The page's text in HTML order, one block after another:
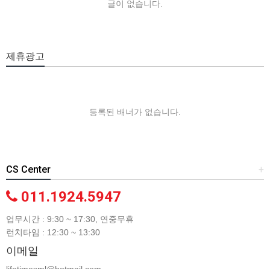
글이 없습니다.
제휴광고
등록된 배너가 없습니다.
+
CS Center
011.1924.5947
업무시간 : 9:30 ~ 17:30, 연중무휴
런치타임 : 12:30 ~ 13:30
이메일